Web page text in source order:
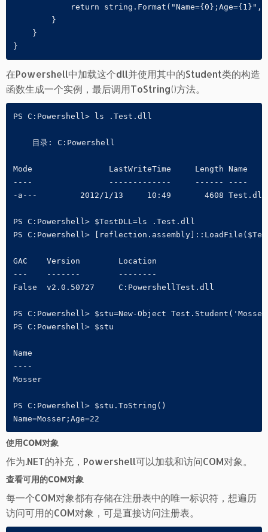
return string.Format("Name={0};Age={1}",
        }
    }
}
在Powershell中加载这个dll并使用其中的Student类的构造
函数生成一个实例，最后调用ToString()方法。
PS C:Powershell> ls .Test.dll
    目录: C:Powershell
Mode                LastWriteTime     Length Name
----                -------------     ------ ----
-a---         2012/1/13     10:49       4608 Test.dll
PS C:Powershell> $TestDLL=ls .Test.dll
PS C:Powershell>
GAC    Version        Location
---    -------        --------
False  v2.0.50727     C:PowershellTest.dll
PS C:Powershell> $stu=New-Object
PS C:Powershell> $stu
Name
----
Mosser
PS C:Powershell> $stu.ToString()
Name=Mosser;Age=22
使用COM对象
作为.NET的补充，Powershell可以加载和访问COM对象。
查看可用的COM对象
每一个COM对象都有存储在注册表中的唯一标识符，想遍历
访问可用的COM对象，可是直接访问注册表。